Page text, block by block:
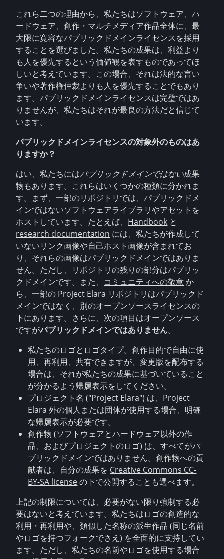
これら二つの理由から、私たちはソフトウェア、ハ
ードウェア、創作・マルチメディア作品全体に、最
大限に寛容なパブリックドメインライセンスを採用
することを選びました。私たちの成果は、利益より
も人を優先するという価値観を表すものであってほ
しいと考えています。この場合、それは法的な言い
争いや著作権仲裁よりも人を優先することでもあり
ます。パブリックドメインライセンスは完璧ではあ
りませんが、私たちはそれが最良の方法だと信じて
います。
パブリックドメインライセンスの対象外のものはあ
りますか？
はい、私たちにはパブリックドメインではない成果
物もあります。これらはいくつかの種類に分かれま
す。まず、一部のリポジトリでは、パブリックドメ
インではないソフトウェアライブラリやアセットを
ホストしています。たとえば、 Handbook と
research documentation には、私たちが作成して
いないリンク画像や自己ホスト画像が含まれてお
り、それらの画像はパブリックドメインではありま
せん。ただし、リポジトリの残りの部分はパブリッ
クドメインです。また、 コミュニティへの敬意か
ら、一部の Project Elara リポジトリはパブリックド
メインではなく、別のオープンソースライセンスの
下にあります。さらに、次の項目はオープンソース
ですがパブリックドメインではありません。
私たちのロゴとロゴタイプ。創作目的で自由に使
用、再利用、共有できますが、変更版を配布する
場合は、それが私たちの成果に基づいていること
が分かるよう帰属表示をしてください。
プロジェクト名 ("Project Elara") は、Project
Elara 外の個人または団体が使用する場合、明確
な帰属表示が必要です。
創作物 (ソフトウェアとハードウェア以外の作
品、およびプロジェクトのロゴ) は、すべてがパ
ブリックドメインではありません。創作物への貢
献者は、自分の成果を Creative Commons CC-
BY-SA licenseの下で公開することも選べます。
上記の制限については、必要がない限り強制する必
要はないと考えています。私たちはロゴの創造的な
利用・再利用や、類似した名称の派生作品 (同じ名前
やロゴを持つフォークでさえ) を全面的に支持してい
ます。ただし、私たちの名前やロゴを使用する場合